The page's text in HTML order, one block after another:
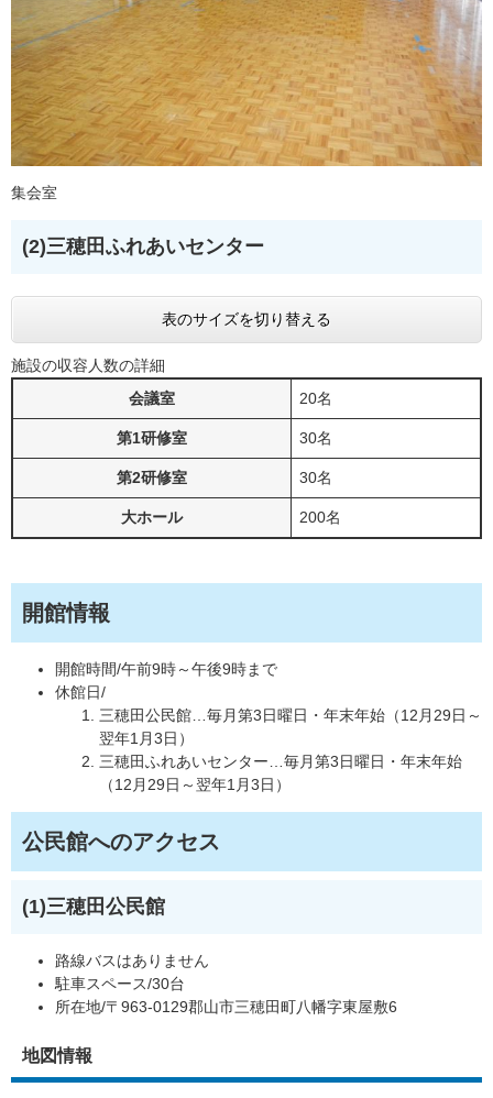
集会室
(2)三穂田ふれあいセンター
表のサイズを切り替える
施設の収容人数の詳細
会議室
20名
第1研修室 30名
第2研修室 30名
大ホール 200名
開館情報
開館時間/午前9時～午後9時まで
休館日/
三穂田公民館…毎月第3日曜日・年末年始（12月29日～
翌年1月3日）
三穂田ふれあいセンター…毎月第3日曜日・年末年始
（12月29日～翌年1月3日）
公民館へのアクセス
(1)三穂田公民館
路線バスはありません
駐車スペース/30台
所在地/〒963-0129郡山市三穂田町八幡字東屋敷6
地図情報